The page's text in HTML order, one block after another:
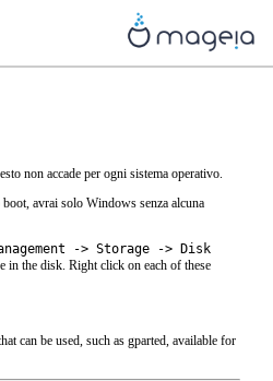
non accade per ogni sistema operativo.
avrai solo Windows senza alcuna
-> Storage -> Disk
in the disk. Right click on each of these
can be used, such as gparted, available for